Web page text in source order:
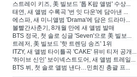
스트레이 키즈, 美 빌보드 '톱 K팝 앨범' 수상...
태연, 새 앨범 수록곡 '번 잇 다운'에 담아낸 ...
에스파, 새 미니앨범 'Drama'에 담은 드라마...
볼빨간사춘기, 8개월 만에 새 앨범 발매
BTS 정국, 첫 솔로 싱글 'Seven'으로 美 빌보...
트레저, 美 빌보드 '핫 트렌딩 송즈' 1위
ITZY, 새 앨범 타이틀곡 'CAKE' 뮤비 티저 공개...
'하이브 신인' 보이넥스트도어, 새 앨범 트레일...
BTS 뷔, 첫 솔로 앨범 낸다…민희진 총괄 프...